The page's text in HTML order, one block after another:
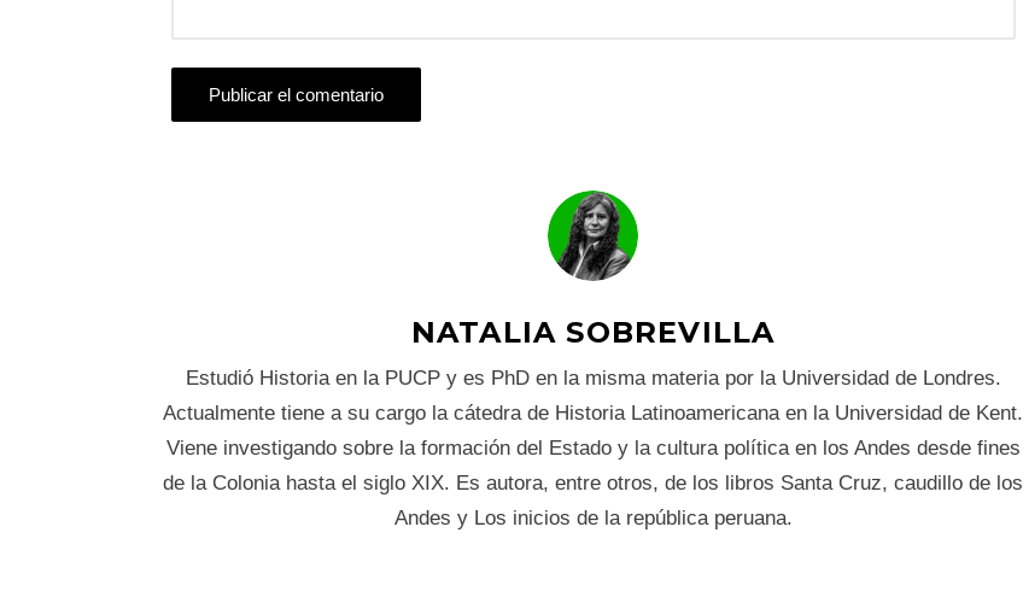
NATALIA SOBREVILLA
Estudió Historia en la PUCP y es PhD en la misma materia por la Universidad de Londres.
Actualmente tiene a su cargo la cátedra de Historia Latinoamericana en la Universidad de Kent.
Viene investigando sobre la formación del Estado y la cultura política en los Andes desde fines
de la Colonia hasta el siglo XIX. Es autora, entre otros, de los libros Santa Cruz, caudillo de los
Andes y Los inicios de la república peruana.